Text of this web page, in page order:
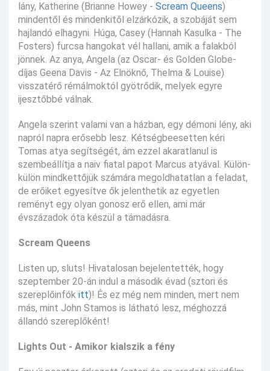
lány, Katherine (Brianne Howey - Scream Queens)
mindentől és mindenkitől elzárkózik, a szobáját sem
hajlandó elhagyni. Húga, Casey (Hannah Kasulka - The
Fosters) furcsa hangokat vél hallani, amik a falakból
jönnek. Az anya, Angela (az Oscar- és Golden Globe-
díjas Geena Davis - Az Elnöknő, Thelma & Louise)
visszatérő rémálmoktól gyötrődik, melyek egyre
ijesztőbbé válnak.
Angela szerint valami van a házban, egy démoni lény, aki
napról napra erősebb lesz. Kétségbeesetten kéri
Tomas atya segítségét, ám ezzel akaratlanul is
szembeállítja a naiv fiatal papot Marcus atyával. Külön-
külön mindkettőjük számára megoldhatatlan a feladat,
de erőiket egyesítve ők jelenthetik az egyetlen
reményt egy olyan gonosz erő ellen, ami már
évszázadok óta készül a támadásra.
Scream Queens
Listen up, sluts! Hivatalosan bejelentették, hogy
szeptember 20-án indul a második évad (sztori és
szereplőinfók itt)! És ez még nem minden, mert nem
más, mint John Stamos is látható lesz, méghozzá
állandó szereplőként!
Lights Out - Amikor kialszik a fény